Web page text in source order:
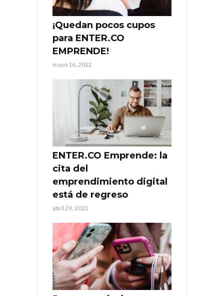
¡Quedan pocos cupos
para ENTER.CO
EMPRENDE!
mayo 16, 2022
ENTER.CO Emprende: la
cita del
emprendimiento digital
está de regreso
abril 29, 2022